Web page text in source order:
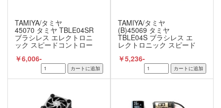
TAMIYA/タミヤ
45070 タミヤ TBLE04SR
ブラシレス エレクトロニ
ック スピードコントロー
￥6,006-
TAMIYA/タミヤ
(B)45069 タミヤ
TBLE04S ブラシレス エ
レクトロニック スピード
サー付
￥5,236-